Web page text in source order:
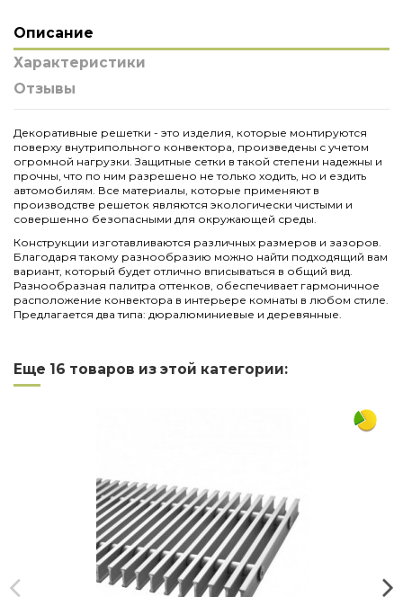
Описание
Характеристики
Отзывы
Декоративные решетки - это изделия, которые монтируются
поверху внутрипольного конвектора, произведены с учетом
огромной нагрузки. Защитные сетки в такой степени надежны и
прочны, что по ним разрешено не только ходить, но и ездить
автомобилям. Все материалы, которые применяют в
производстве решеток являются экологически чистыми и
совершенно безопасными для окружающей среды.
Конструкции изготавливаются различных размеров и зазоров.
Благодаря такому разнообразию можно найти подходящий вам
вариант, который будет отлично вписываться в общий вид.
Разнообразная палитра оттенков, обеспечивает гармоничное
расположение конвектора в интерьере комнаты в любом стиле.
Предлагается два типа: дюралюминиевые и деревянные.
Ширина
380
Еще 16 товаров из этой категории: